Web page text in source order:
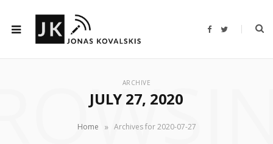
F
b
T
t
ARCHIVE
JULY 27, 2020
Home » Archives for 2020-07-27